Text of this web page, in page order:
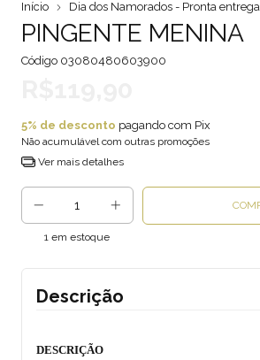
Início Dia dos Namorados - Pronta entrega
PINGENTE MENINA
Código 03080480603900
5% de desconto pagando com Pix
Não acumulável com outras promoções
Ver mais detalhes
1 em estoque
Descrição
DESCRIÇÃO